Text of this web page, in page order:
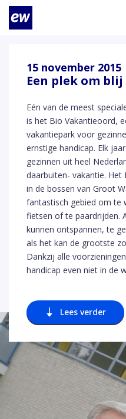
15 november 2015
Een plek om
Eén van de meest
is het Bio Vakantieoord,
vakantiepark voor
ernstige handicap. Elk
gezinnen uit heel
daarbuiten- vakantie. Het
in de bossen van Groot
fantastisch gebied om te
fietsen of te paardrijden.
kunnen ontspannen, te
als het kan de grootste
Dankzij alle
handicap even niet in de
Lees verder